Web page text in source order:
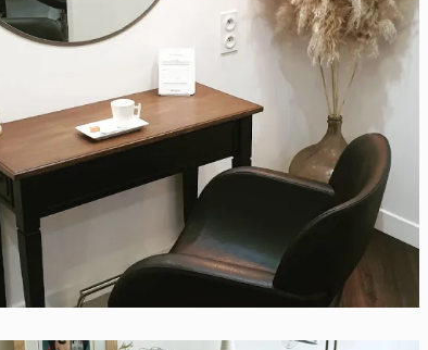
SELLETTE PLATEAU EN CHÊNE MASSIF
Contemporain